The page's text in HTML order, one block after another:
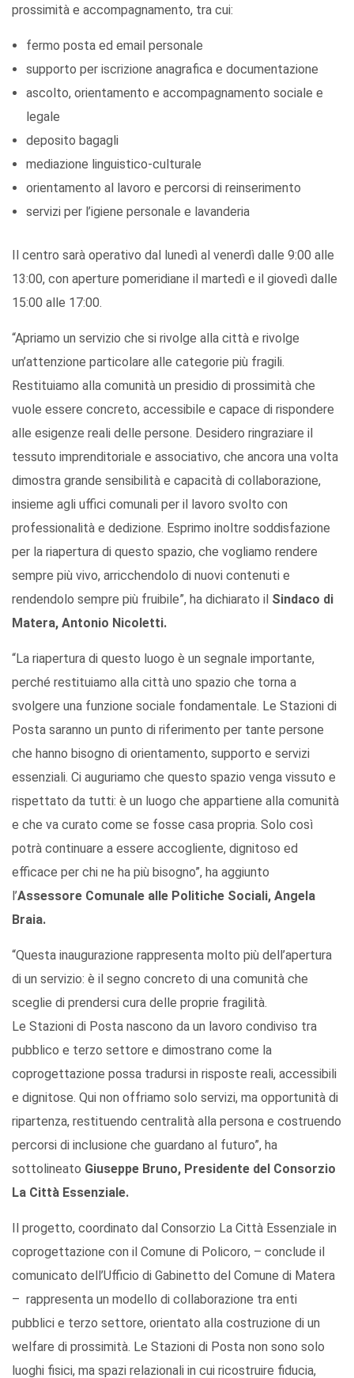
prossimità e accompagnamento, tra cui:
fermo posta ed email personale
supporto per iscrizione anagrafica e documentazione
ascolto, orientamento e accompagnamento sociale e
legale
deposito bagagli
mediazione linguistico-culturale
orientamento al lavoro e percorsi di reinserimento
servizi per l’igiene personale e lavanderia
Il centro sarà operativo dal lunedì al venerdì dalle 9:00 alle
13:00, con aperture pomeridiane il martedì e il giovedì dalle
15:00 alle 17:00.
“Apriamo un servizio che si rivolge alla città e rivolge
un’attenzione particolare alle categorie più fragili.
Restituiamo alla comunità un presidio di prossimità che
vuole essere concreto, accessibile e capace di rispondere
alle esigenze reali delle persone. Desidero ringraziare il
tessuto imprenditoriale e associativo, che ancora una volta
dimostra grande sensibilità e capacità di collaborazione,
insieme agli uffici comunali per il lavoro svolto con
professionalità e dedizione. Esprimo inoltre soddisfazione
per la riapertura di questo spazio, che vogliamo rendere
sempre più vivo, arricchendolo di nuovi contenuti e
rendendolo sempre più fruibile”, ha dichiarato il Sindaco di
Matera, Antonio Nicoletti.
“La riapertura di questo luogo è un segnale importante,
perché restituiamo alla città uno spazio che torna a
svolgere una funzione sociale fondamentale. Le Stazioni di
Posta saranno un punto di riferimento per tante persone
che hanno bisogno di orientamento, supporto e servizi
essenziali. Ci auguriamo che questo spazio venga vissuto e
rispettato da tutti: è un luogo che appartiene alla comunità
e che va curato come se fosse casa propria. Solo così
potrà continuare a essere accogliente, dignitoso ed
efficace per chi ne ha più bisogno”, ha aggiunto
l’Assessore Comunale alle Politiche Sociali, Angela
Braia.
“Questa inaugurazione rappresenta molto più dell’apertura
di un servizio: è il segno concreto di una comunità che
sceglie di prendersi cura delle proprie fragilità.
Le Stazioni di Posta nascono da un lavoro condiviso tra
pubblico e terzo settore e dimostrano come la
coprogettazione possa tradursi in risposte reali, accessibili
e dignitose. Qui non offriamo solo servizi, ma opportunità di
ripartenza, restituendo centralità alla persona e costruendo
percorsi di inclusione che guardano al futuro”, ha
sottolineato Giuseppe Bruno, Presidente del Consorzio
La Città Essenziale.
Il progetto, coordinato dal Consorzio La Città Essenziale in
coprogettazione con il Comune di Policoro, – conclude il
comunicato dell’Ufficio di Gabinetto del Comune di Matera
– rappresenta un modello di collaborazione tra enti
pubblici e terzo settore, orientato alla costruzione di un
welfare di prossimità. Le Stazioni di Posta non sono solo
luoghi fisici, ma spazi relazionali in cui ricostruire fiducia,